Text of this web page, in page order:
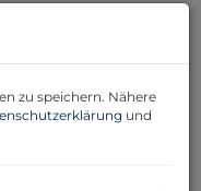
zu speichern. Nähere
und